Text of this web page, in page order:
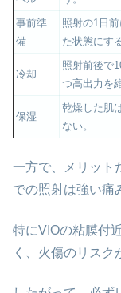
事前準
備
照射の1日
た状態にす
冷却
照射前後で
つ高出力を
保湿
乾燥した肌
ない。
一方で、メリット
での照射は強い痛
特にVIOの粘膜付
く、火傷のリスク